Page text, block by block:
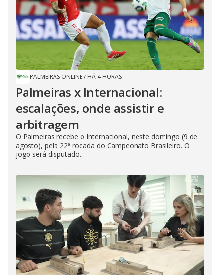
PALMEIRAS ONLINE/ HÁ 4 HORAS
Palmeiras x Internacional:
escalações, onde assistir e
arbitragem
O Palmeiras recebe o Internacional, neste domingo (9 de
agosto), pela 22ª rodada do Campeonato Brasileiro. O
jogo será disputado...